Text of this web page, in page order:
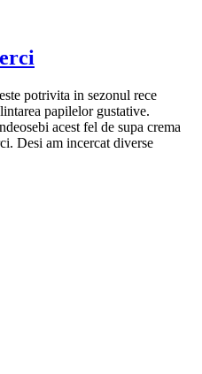
potrivita in sezonul rece
papilelor gustative.
acest fel de supa crema
Desi am incercat diverse